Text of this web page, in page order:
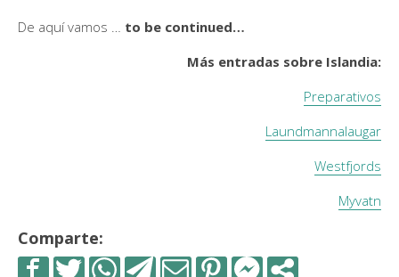
De aquí vamos … to be continued…
Más entradas sobre Islandia:
Preparativos
Laundmannalaugar
Westfjords
Myvatn
Comparte: